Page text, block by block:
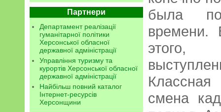
Партнери
Департамент реалізації
гуманітарної політики
Херсонської обласної
державної адміністрації
Управління туризму та
курортів Херсонської обласної
державної адміністрації
Найбільш повний каталог
Інтернет-ресурсів
Херсонщини
была
времени.
смена